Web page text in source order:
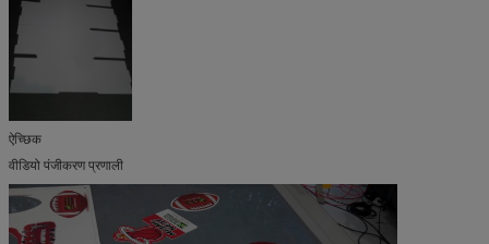
ऐच्छिक
वीडियो पंजीकरण प्रणाली